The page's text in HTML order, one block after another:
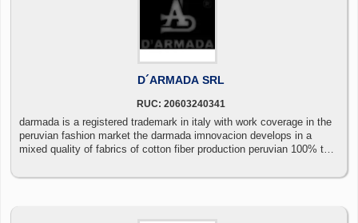
D´ARMADA SRL
RUC: 20603240341
darmada is a registered trademark in italy with work coverage in the
peruvian fashion market the darmada imnovacion develops in a
mixed quality of fabrics of cotton fiber production peruvian 100% the
control of the textile inputs used. darmada imports and exports its